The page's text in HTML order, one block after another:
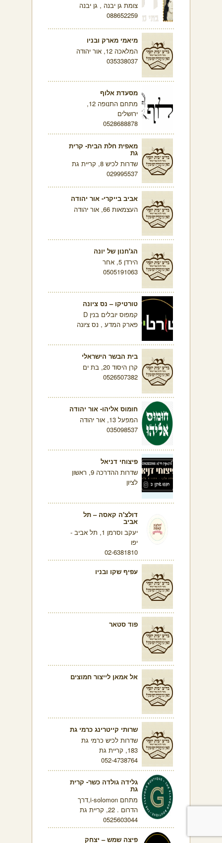
צומת גן יבנה , גן יבנה
088652259
מיאמי מארק ובניו
המלאכה 12, אור יהודה
035338037
מסעדת אלוף
מתחם התנופה 12,
ירושלים
0528688878
מאפית חלת הבית- קרית
גת
שדרות לכיש 8, קריית גת
029995537
אביב בייקרי- אור יהודה
העצמאות 66, אור יהודה
הג'חנון של יונה
הירדן 5, אחר
0505191063
טורטיקו – נס ציונה
קמפוס יובלים בנין D
פארק המדע , נס ציונה
בית הבשר הישראלי
קרן היסוד 20, בת ים
0526507382
חומוס אליהו- אור יהודה
המפעל 13, אור יהודה
035098537
פיצוחי דניאל
שדרות ההדרכה 9, ראשון
לציון
דולצ'ה קאסה – תל
אביב
יעקב וסרמן 1, תל אביב -
יפו
02-6381810
עפיף שקו ובניו
פוד סטאר
אל אמאן לייצור חמוצים
שרותי קייטרינג כרמי גת
שדרות לכיש כרמי גת
183, קריית גת
052-4738764
גלידה גולדה כשר- קרית
גת
מתחם i-solomon,דרך
הדרום . 22, קריית גת
0525603044
פיצה שמש – יצחק